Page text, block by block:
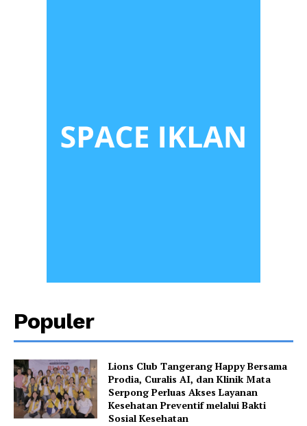
Populer
Lions Club Tangerang Happy Bersama
Prodia, Curalis AI, dan Klinik Mata
Serpong Perluas Akses Layanan
Kesehatan Preventif melalui Bakti
Sosial Kesehatan